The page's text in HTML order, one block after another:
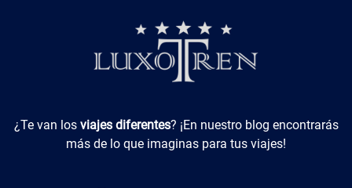
Viajes Diferentes
¿Te van los viajes diferentes? ¡En nuestro blog encontrarás
más de lo que imaginas para tus viajes!